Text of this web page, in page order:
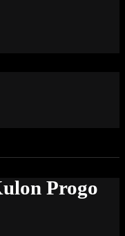
Progo